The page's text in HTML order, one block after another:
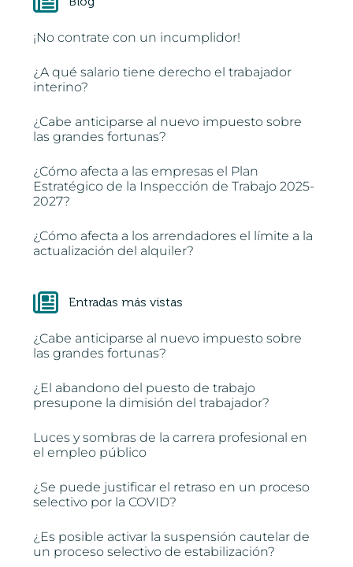
¡No contrate con un incumplidor!
¿A qué salario tiene derecho el trabajador
interino?
¿Cabe anticiparse al nuevo impuesto sobre
las grandes fortunas?
¿Cómo afecta a las empresas el Plan
Estratégico de la Inspección de Trabajo 2025-
2027?
¿Cómo afecta a los arrendadores el límite a la
actualización del alquiler?
Entradas más vistas
¿Cabe anticiparse al nuevo impuesto sobre
las grandes fortunas?
¿El abandono del puesto de trabajo
presupone la dimisión del trabajador?
Luces y sombras de la carrera profesional en
el empleo público
¿Se puede justificar el retraso en un proceso
selectivo por la COVID?
¿Es posible activar la suspensión cautelar de
un proceso selectivo de estabilización?